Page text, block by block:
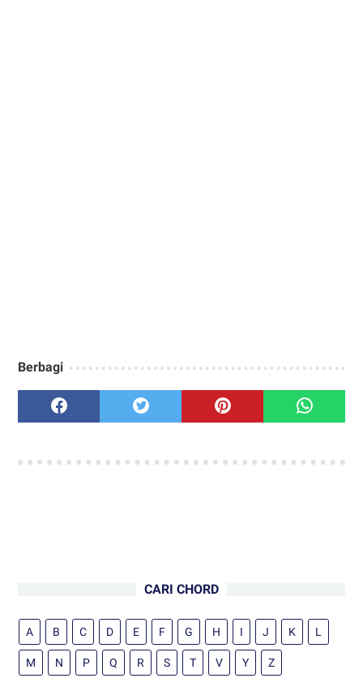
Berbagi
CARI CHORD
A B C D E F G H I J K L
M N P Q R S T V Y Z